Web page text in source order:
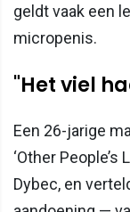
geldt vaak een
micropenis.
"Het viel
Een 26-jarige
‘Other People’s
Dybec, en